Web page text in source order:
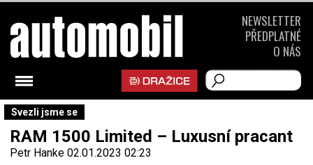
Svezli jsme se
RAM 1500 Limited – Luxusní pracant
Petr Hanke 02.01.2023 02:23
NEWSLETTER
PŘEDPLATNÉ
O NÁS